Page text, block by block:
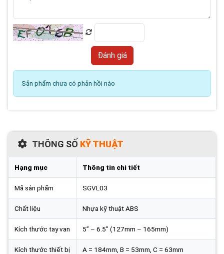
Sản phẩm chưa có phản hồi nào
THÔNG SỐ KỸ THUẬT
Hạng mục Thông tin chi tiết
Mã sản phẩm SGVL03
Chất liệu Nhựa kỹ thuật ABS
Kích thước tay van 5” – 6.5” (127mm – 165mm)
Kích thước thiết bị A = 184mm, B = 53mm, C = 63mm